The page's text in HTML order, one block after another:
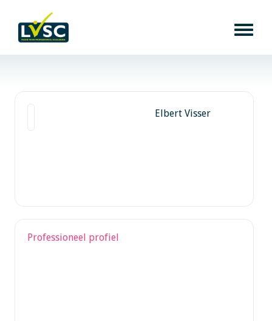
Elbert Visser
Professioneel profiel